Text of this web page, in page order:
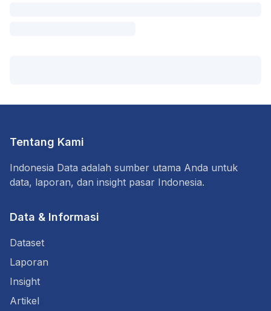
Tentang Kami
Indonesia Data adalah sumber utama Anda untuk
data, laporan, dan insight pasar Indonesia.
Data & Informasi
Dataset
Laporan
Insight
Artikel